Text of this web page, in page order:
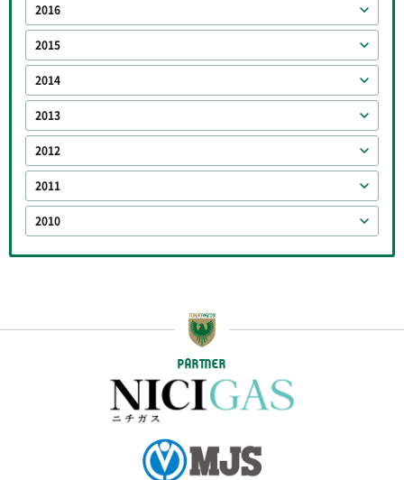
2016
2015
2014
2013
2012
2011
2010
PARTNER